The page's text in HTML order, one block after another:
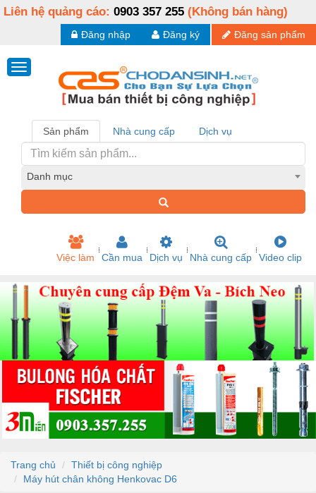
Liên hệ quảng cáo: 0903 357 255 (Không bán hàng)
Đăng sản phẩm
Đăng ký
Đăng nhập
Sản phẩm Nhà cung cấp Dịch vụ
Danh mục
Việc làm Cần mua Dịch vụ Nhà cung cấp Video clip
Trang chủ
Thiết bị công nghiệp
Máy hút chân không Henkovac D6